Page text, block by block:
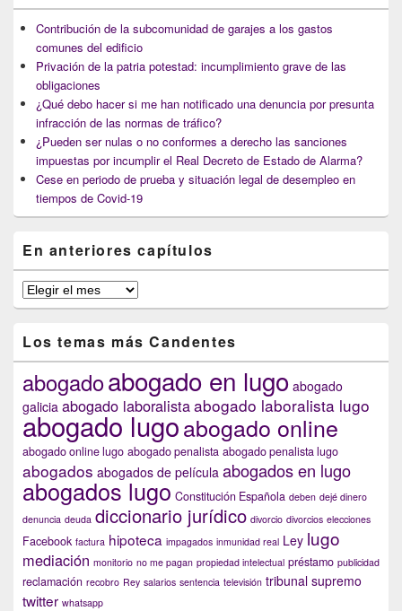
Contribución de la subcomunidad de garajes a los gastos
comunes del edificio
Privación de la patria potestad: incumplimiento grave de las
obligaciones
¿Qué debo hacer si me han notificado una denuncia por presunta
infracción de las normas de tráfico?
¿Pueden ser nulas o no conformes a derecho las sanciones
impuestas por incumplir el Real Decreto de Estado de Alarma?
Cese en periodo de prueba y situación legal de desempleo en
tiempos de Covid-19
En anteriores capítulos
En
anteriores
Los temas más Candentes
abogadoabogado en lugo abogado
galicia abogado laboralistaabogado laboralista lugo
abogado lugoabogado online
abogado online lugo abogado penalista abogado penalista lugo
abogados abogados de película abogados en lugo
abogados lugo Constitución Española deben dejé dinero
denuncia deuda diccionario jurídico divorcio divorcios elecciones
Facebook factura hipoteca impagados inmunidad real Ley lugo
mediación monitorio no me pagan propiedad intelectual préstamo publicidad
reclamación recobro Rey salarios sentencia televisión tribunal supremo
twitter whatsapp